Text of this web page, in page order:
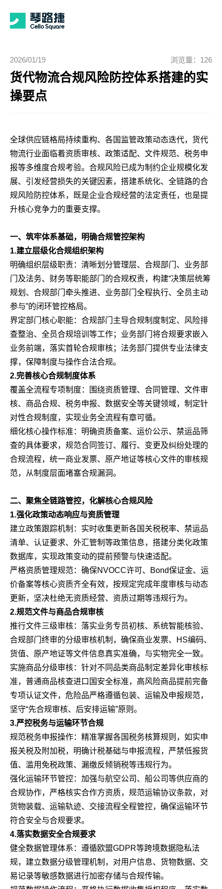
2026/01/19 浏览量：126
货代物流合规风险防控体系搭建的实
操要点
全球供应链格局持续重构、各国监管政策动态迭代，货代
物流行业面临着资质审核、政策适配、文件规范、税务申
报等多维度合规考验。合规风险已成为制约企业规模化发
展、引发经营损失的关键因素，搭建系统化、全链路的合
规风险防控体系，既是企业合规经营的法定责任，也是提
升核心竞争力的重要支撑。
一、筑牢体系基础，明确合规管控架构
1.建立层级化合规组织架构
明确组织层级职责：清晰划分管理层、合规部门、业务部
门及法务、财务等职能部门的合规权责，构建“决策层统筹
规划、合规部门牵头推进、业务部门全程执行、全员主动
参与”的闭环管控格局。
界定部门核心职能：合规部门主导合规制度制定、风险排
查整治、全员合规培训等工作；业务部门将合规要求嵌入
业务前端，落实首轮合规审核；法务部门提供专业法律支
撑，保障制度与操作合法合规。
2.完善核心合规制度体系
覆盖全流程专项制度：围绕资质管理、合同管理、文件审
核、商品合规、税务申报、数据安全等关键领域，制定针
对性合规制度，实现业务全流程有章可循。
细化核心操作标准：明确资质备案、运价公示、禁运品筛
查的具体要求，规范合同签订、履行、变更及纠纷处理的
合规流程，统一商业发票、原产地证等核心文件的审核规
范，从制度层面堵塞合规漏洞。
二、聚焦全链路管控，化解核心合规风险
1.强化政策动态响应与资质管理
建立政策跟踪机制：实时收集更新各国关税税率、禁运品
清单、认证要求、外汇管制等政策信息，搭建分类化政策
数据库，实现政策变动的提前预警与快速适配。
严格资质管理规范：确保NVOCC许可、Bond保证金、运
价备案等核心资质齐全有效，按规定完成年度审核与动态
更新，坚决杜绝无资质经营、资质过期等违规行为。
2.规范文件与商品合规审核
推行文件三级审核：落实业务专员初核、系统智能核验、
合规部门终审的分级审核机制，确保商业发票、HS编码、
货值、原产地证等文件信息真实准确，与实物完全一致。
实施商品分级审核：针对不同品类商品制定差异化审核标
准，普通商品核查进口国安全标准，高风险商品提前完备
专项认证文件，危险品严格遵循包装、运输及申报规范，
坚守“先合规审核、后安排运输”原则。
3.严控税务与运输环节合规
规范税务申报操作：精准掌握各国税务核算规则，如实申
报关税及附加税，明确计税基础与申报流程，严禁低报货
值、滥用免税政策、漏缴反倾销税等违规行为。
强化运输环节管控：加强与航空公司、船公司等供应商的
合规协作，严格核实合作方资质，规范运输协议条款，对
货物装载、运输轨迹、交接流程全程管控，确保运输环节
符合安全与合规要求。
4.落实数据安全合规要求
健全数据管理体系：遵循欧盟GDPR等跨境数据隐私法
规，建立数据分级管理机制，对用户信息、货物数据、交
易记录等敏感数据进行加密存储与合规传输。